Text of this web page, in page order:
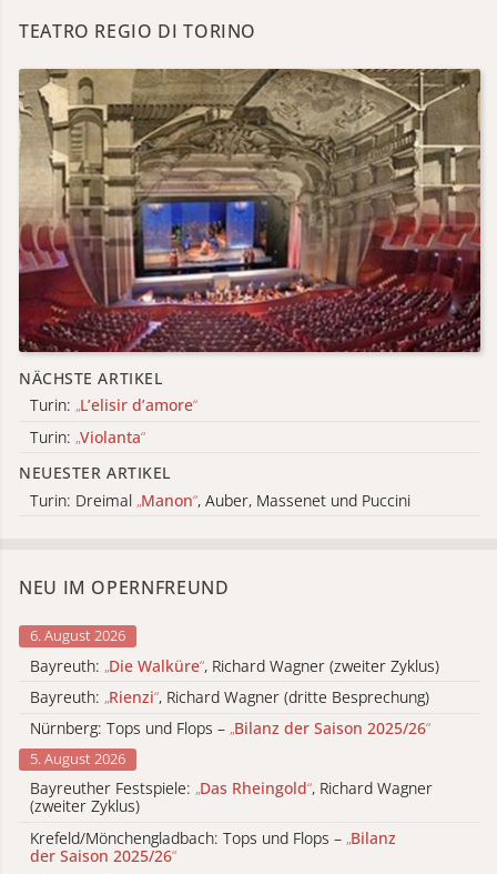
TEATRO REGIO DI TORINO
NÄCHSTE ARTIKEL
Turin: „L’elisir d’amore“
Turin: „Violanta“
NEUESTER ARTIKEL
Turin: Dreimal „Manon“, Auber, Massenet und Puccini
NEU IM OPERNFREUND
6. August 2026
Bayreuth: „Die Walküre“, Richard Wagner (zweiter Zyklus)
Bayreuth: „Rienzi“, Richard Wagner (dritte Besprechung)
Nürnberg: Tops und Flops – „Bilanz der Saison 2025/26“
5. August 2026
Bayreuther Festspiele: „Das Rheingold“, Richard Wagner
(zweiter Zyklus)
Krefeld/Mönchengladbach: Tops und Flops – „Bilanz
der Saison 2025/26“